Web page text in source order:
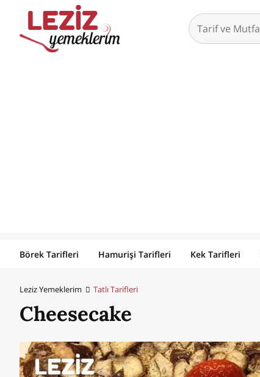
Börek Tarifleri Hamurişi Tarifleri Kek Tarifleri
Leziz Yemeklerim Tatlı Tarifleri
Cheesecake